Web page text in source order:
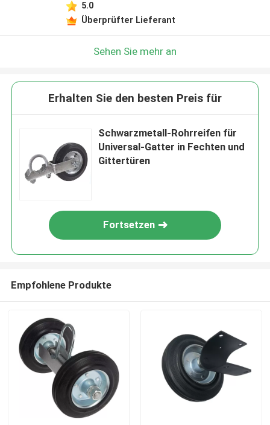
5.0
Überprüfter Lieferant
Sehen Sie mehr an
Erhalten Sie den besten Preis für
Schwarzmetall-Rohrreifen für
Universal-Gatter in Fechten und
Gittertüren
Fortsetzen
Empfohlene Produkte